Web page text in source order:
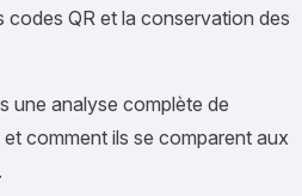
codes QR et la conservation des
une analyse complète de
comment ils se comparent aux